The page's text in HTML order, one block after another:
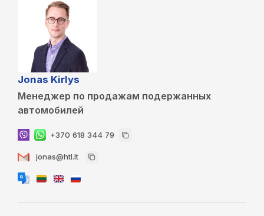
Jonas Kirlys
Менеджер по продажам подержанных
автомобилей
+370 618 344 79
jonas@htl.lt